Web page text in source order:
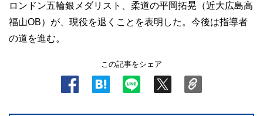
ロンドン五輪銀メダリスト、柔道の平岡拓晃（近大広島高
福山OB）が、現役を退くことを表明した。今後は指導者
の道を進む。
この記事をシェア